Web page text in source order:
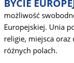
BYCIE
możliwość
Europejskiej. Unia
religie, miejsca
różnych polach.